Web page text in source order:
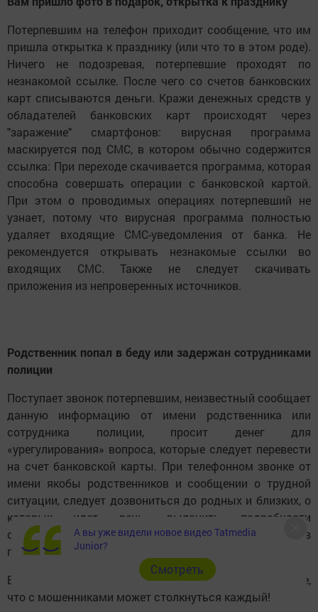
Потерпевшим на телефон приходит сообщение, что им
пришла открытка к празднику (или что то в этом роде).
Ничего не подозревая, потерпевшие проходят по
незнакомой ссылке. После чего со счетов банковских
карт списываются деньги. Кражи денежных средств у
обладателей банковских карт происходят через
"заражение" смартфонов: вирусная программа
маскируется под СМС, в котором обычно содержится
ссылка: При переходе скачивается программа, которая
способна совершать операции с банковской картой.
При этом о проводимых операциях потерпевший не
узнает, потому что вирусная программа полностью
удаляет входящие СМС-уведомления от банка. Не
рекомендуется открывать незнакомые ссылки во
входящих СМС. Также не следует скачивать
приложения из непроверенных источников.
Родственник попал в беду или задержан сотрудниками
полиции
Поступает звонок потерпевшим, неизвестный сообщает
данную информацию от имени родственника или
сотрудника полиции, просит денег для
«урегулирования» вопроса, которые следует перевести
на счет банковской карты. При телефонном звонке от
имени якобы родственников и сообщении о трудной
ситуации, следует дозвониться до родных и близких, о
которых идет речь, выяснить подробности
случившегося и незамедлительно позвонить в
полицию.
Будьте предельно бдительны и осторожны. Помните,
что с мошенниками может столкнуться каждый!
А вы уже видели новое видео Tatmedia
Junior?
Cмотреть